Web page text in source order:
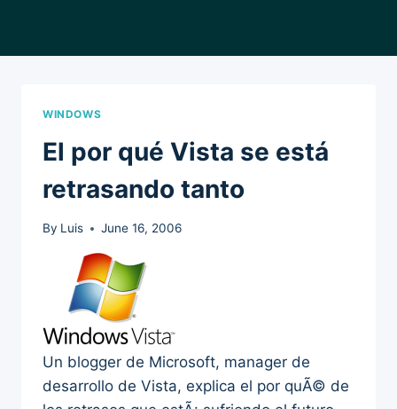
WINDOWS
El por qué Vista se está
retrasando tanto
By Luis June 16, 2006
Un blogger de Microsoft, manager de
desarrollo de Vista, explica el por quÃ© de